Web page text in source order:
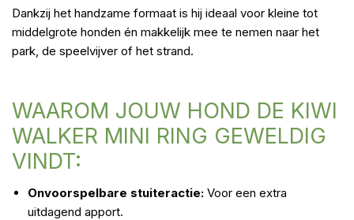
Dankzij het handzame formaat is hij ideaal voor kleine tot
middelgrote honden én makkelijk mee te nemen naar het
park, de speelvijver of het strand.
WAAROM JOUW HOND DE KIWI
WALKER MINI RING GEWELDIG
VINDT:
Onvoorspelbare stuiteractie: Voor een extra
uitdagend apport.